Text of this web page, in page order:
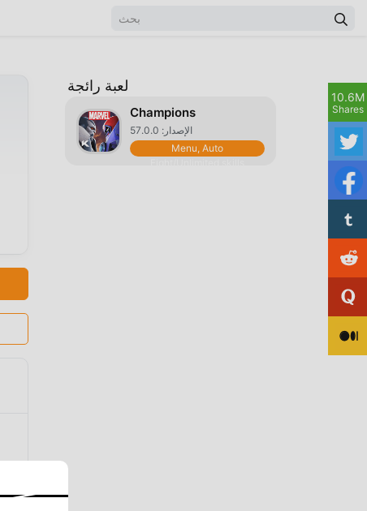
لعبة رائجة
Champions
الإصدار: 57.0.0
Menu, Auto
10.6M
Shares